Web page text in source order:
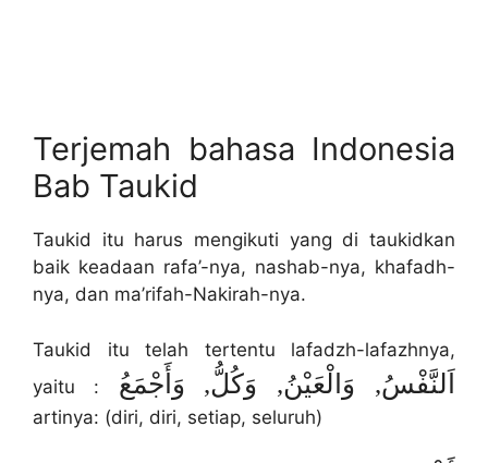
Terjemah bahasa Indonesia
Bab Taukid
Taukid itu harus mengikuti yang di taukidkan
baik keadaan rafa’-nya, nashab-nya, khafadh-
nya, dan ma’rifah-Nakirah-nya.
Taukid itu telah tertentu lafadzh-lafazhnya,
yaitu :
اَلنَّفْسُ, وَالْعَيْنُ, وَكُلُّ, وَأَجْمَعُ
artinya: (diri, diri, setiap, seluruh)